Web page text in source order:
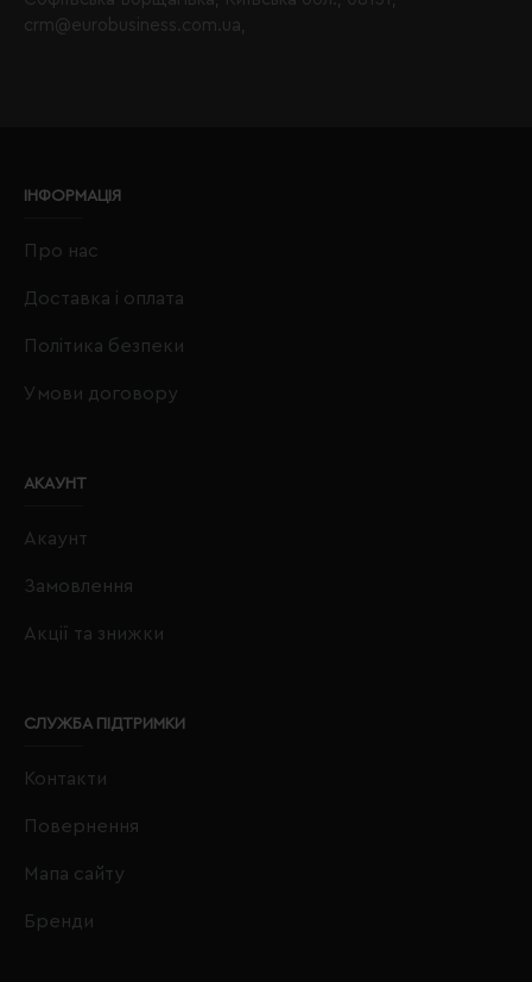
crm@eurobusiness.com.ua,
ІНФОРМАЦІЯ
Про нас
Доставка і оплата
Політика безпеки
Умови договору
АКАУНТ
Акаунт
Замовлення
Акції та знижки
СЛУЖБА ПІДТРИМКИ
Контакти
Повернення
Мапа сайту
Бренди